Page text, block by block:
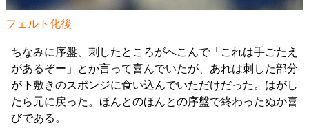
フェルト化後
ちなみに序盤、刺したところがへこんで「これは手ごたえ
があるぞー」とか言って喜んでいたが、あれは刺した部分
が下敷きのスポンジに食い込んでいただけだった。はがし
たら元に戻った。ほんとのほんとの序盤で終わったぬか喜
びである。